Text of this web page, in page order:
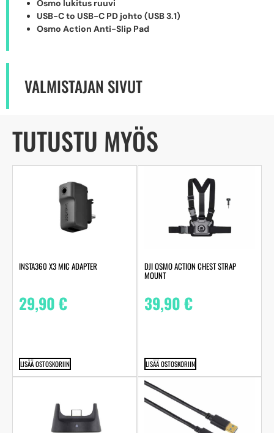
Osmo lukitus ruuvi
USB-C to USB-C PD johto (USB 3.1)
Osmo Action Anti-Slip Pad
VALMISTAJAN SIVUT
TUTUSTU MYÖS
INSTA360 X3 MIC ADAPTER
29,90€
LISÄÄ OSTOSKORIIN
DJI OSMO ACTION CHEST STRAP
MOUNT
39,90€
LISÄÄ OSTOSKORIIN